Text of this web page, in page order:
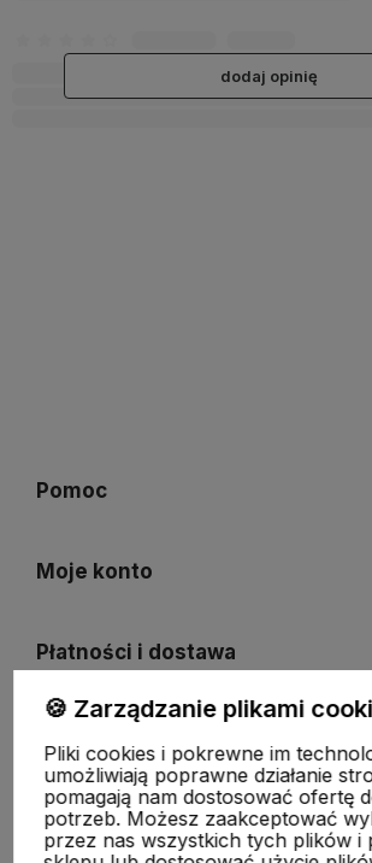
dodaj opinię
Pomoc
Moje konto
Płatności i dostawa
O nas
🍪 Zarządzanie plikami
Pliki cookies i pokrewne im
umożliwiają poprawne działanie
pomagają nam dostosować ofertę
potrzeb. Możesz zaakceptować
przez nas wszystkich tych plików i